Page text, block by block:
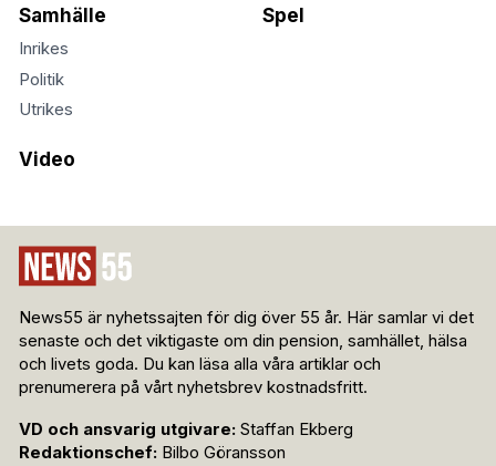
Samhälle
Inrikes
Politik
Utrikes
Spel
Video
News55 är nyhetssajten för dig över 55 år. Här samlar vi det
senaste och det viktigaste om din pension, samhället, hälsa
och livets goda. Du kan läsa alla våra artiklar och
prenumerera på vårt nyhetsbrev kostnadsfritt.
VD och ansvarig utgivare: Staffan Ekberg
Redaktionschef: Bilbo Göransson